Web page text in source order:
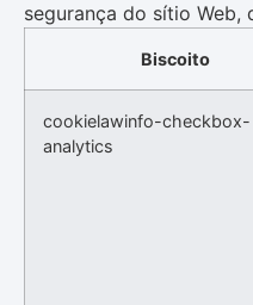
segurança do sítio Web,
Biscoito
cookielawinfo-checkbox-
analytics